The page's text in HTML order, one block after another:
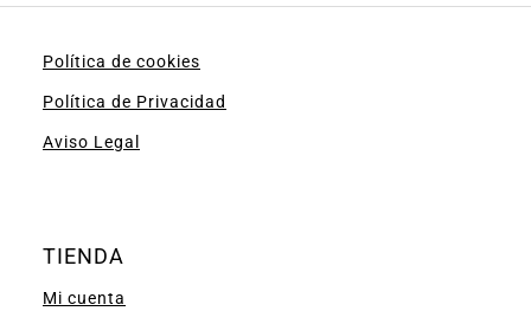
Política de cookies
Política de Privacidad
Aviso Legal
TIENDA
Mi cuenta